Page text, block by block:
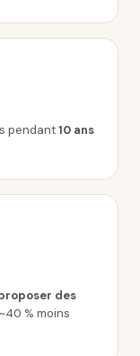
pendant10 ans
des
% moins